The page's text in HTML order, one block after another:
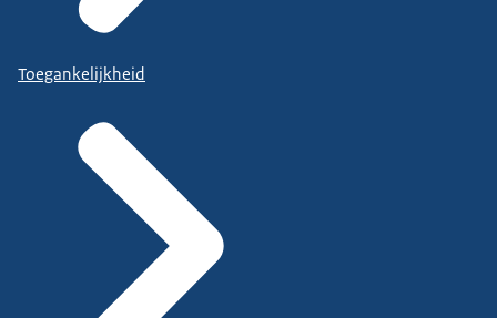
Toegankelijkheid